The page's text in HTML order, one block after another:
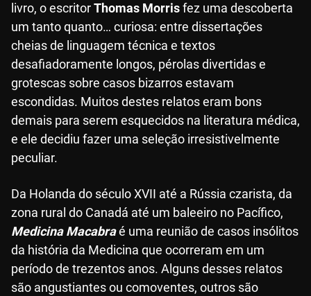
livro, o escritorThomas Morrisfez uma descoberta
um tanto quanto… curiosa: entre dissertações
cheias de linguagem técnica e textos
desafiadoramente longos, pérolas divertidas e
grotescas sobre casos bizarros estavam
escondidas. Muitos destes relatos eram bons
demais para serem esquecidos na literatura médica,
e ele decidiu fazer uma seleção irresistivelmente
peculiar.
Da Holanda do século XVII até a Rússia czarista, da
zona rural do Canadá até um baleeiro no Pacífico,
Medicina Macabraé uma reunião de casos insólitos
da história da Medicina que ocorreram em um
período de trezentos anos. Alguns desses relatos
são angustiantes ou comoventes, outros são